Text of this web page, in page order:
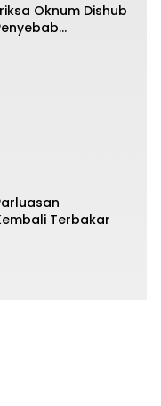
Oknum Dishub
Parkir
Terbakar